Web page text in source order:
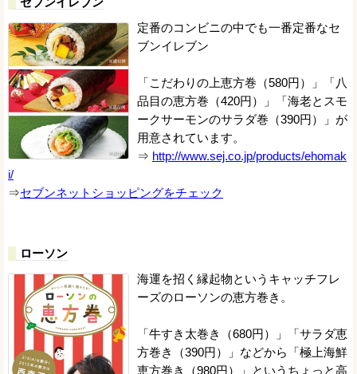
定番のコンビニの中でも一番定番なセ
ブンイレブン
「こだわりの上恵方巻（580円）」「八
品目の恵方巻（420円）」「海老とスモ
ークサーモンのサラダ巻（390円）」が
用意されています。
⇒ http://www.sej.co.jp/products/ehomak
i/
⇒セブンネットショッピングをチェック
ローソン
海運を招く縁起物というキャッチフレ
ーズのローソンの恵方巻き。
「牛すき太巻き（680円）」「サラダ恵
方巻き（390円）」などから「極上海鮮
恵方巻き（980円）」というちょっと高